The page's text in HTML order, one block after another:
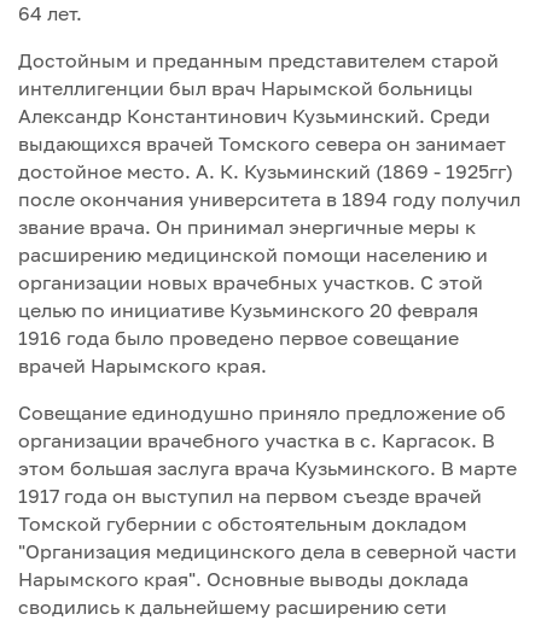
64 лет.
Достойным и преданным представителем старой
интеллигенции был врач Нарымской больницы
Александр Константинович Кузьминский. Среди
выдающихся врачей Томского севера он занимает
достойное место. А. К. Кузьминский (1869 - 1925гг)
после окончания университета в 1894 году получил
звание врача. Он принимал энергичные меры к
расширению медицинской помощи населению и
организации новых врачебных участков. С этой
целью по инициативе Кузьминского 20 февраля
1916 года было проведено первое совещание
врачей Нарымского края.
Совещание единодушно приняло предложение об
организации врачебного участка в с. Каргасок. В
этом большая заслуга врача Кузьминского. В марте
1917 года он выступил на первом съезде врачей
Томской губернии с обстоятельным докладом
"Организация медицинского дела в северной части
Нарымского края". Основные выводы доклада
сводились к дальнейшему расширению сети